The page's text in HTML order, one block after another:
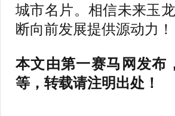
城市名片。相信未来玉
断向前发展提供源动力！
本文由第一赛马网发布
等，转载请注明出处！